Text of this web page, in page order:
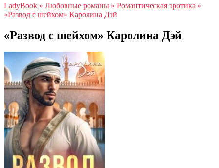
LadyBook » Любовные романы » Романтическая эротика »
«Развод с шейхом» Каролина Дэй
«Развод с шейхом» Каролина Дэй